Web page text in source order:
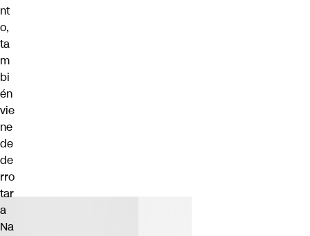
nt
o,
ta
m
bi
én
vie
ne
de
de
rro
tar
a
Na